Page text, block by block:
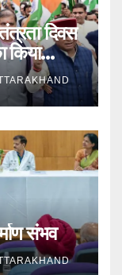
दिवस
किया
संभव